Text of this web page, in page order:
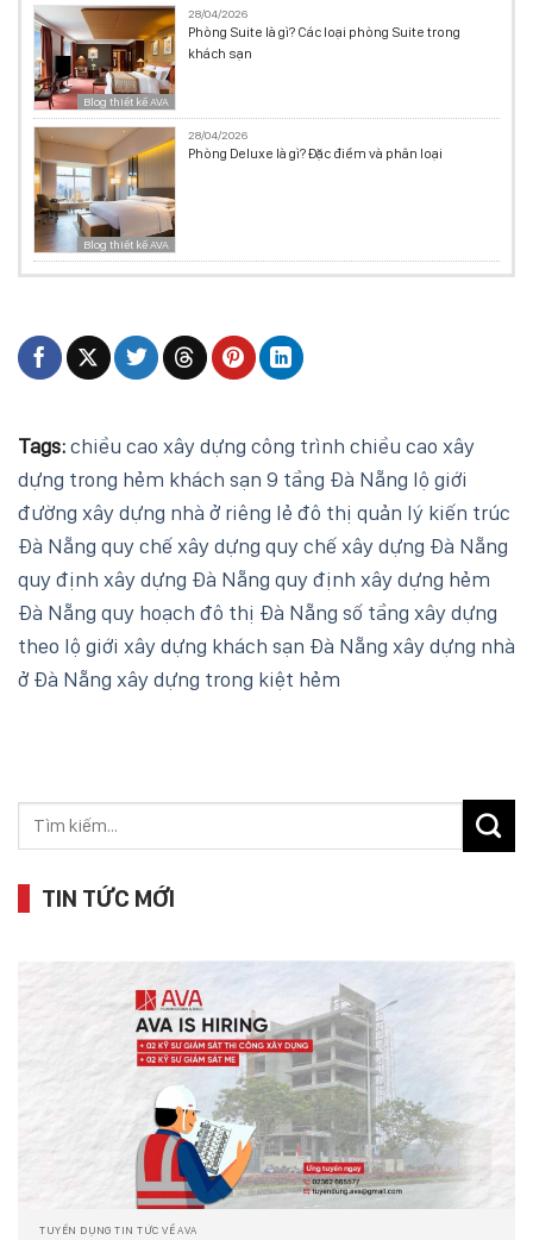
Blog thiết kế AVA
28/04/2026
Phòng Suite là gì? Các loại phòng Suite trong
khách sạn
Blog thiết kế AVA
28/04/2026
Phòng Deluxe là gì? Đặc điểm và phân loại
Tags:chiều cao xây dựng công trình chiều cao xây
dựng trong hẻm khách sạn 9 tầng Đà Nẵng lộ giới
đường xây dựng nhà ở riêng lẻ đô thị quản lý kiến trúc
Đà Nẵng quy chế xây dựng quy chế xây dựng Đà Nẵng
quy định xây dựng Đà Nẵng quy định xây dựng hẻm
Đà Nẵng quy hoạch đô thị Đà Nẵng số tầng xây dựng
theo lộ giới xây dựng khách sạn Đà Nẵng xây dựng nhà
ở Đà Nẵng xây dựng trong kiệt hẻm
TIN TỨC MỚI
TUYỂN DỤNG TIN TỨC VỀ AVA